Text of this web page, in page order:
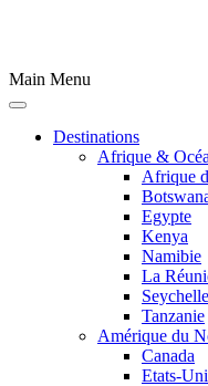
Main Menu
Destinations
Afrique &
Afrique
Egypte
Kenya
Namibie
La
Tanzanie
Amérique du
Canada
Etats-